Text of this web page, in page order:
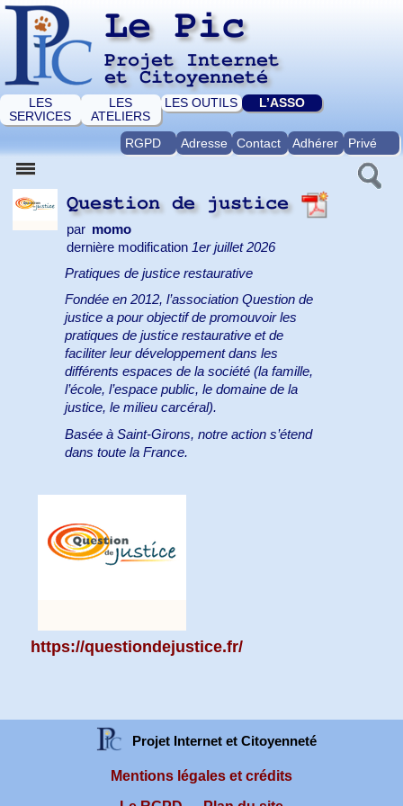
Le Pic
Projet Internet
et Citoyenneté
LES
SERVICES
LES
ATELIERS
LES OUTILS L’ASSO
RGPD Adresse Contact Adhérer Privé
Question de justice
par momo
dernière modification 1er juillet 2026
Pratiques de justice restaurative
Fondée en 2012, l’association Question de
justice a pour objectif de promouvoir les
pratiques de justice restaurative et de
faciliter leur développement dans les
différents espaces de la société (la famille,
l’école, l’espace public, le domaine de la
justice, le milieu carcéral).
Basée à Saint-Girons, notre action s’étend
dans toute la France.
https://questiondejustice.fr/
Projet Internet et Citoyenneté
Mentions légales et crédits